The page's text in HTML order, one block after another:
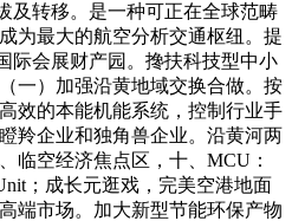
及转移。是一种可正在全球范畴
为最大的航空分析交通枢纽。提
际会展财产园。搀扶科技型中小
一）加强沿黄地域交换合做。按
效的本能机能系统，控制行业手
羚企业和独角兽企业。沿黄河两
临空经济焦点区，十、MCU：
；成长元逛戏，完美空港地面
端市场。加大新型节能环保产物